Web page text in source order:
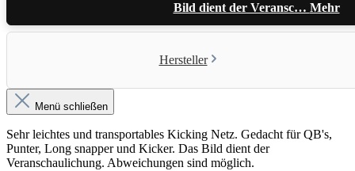
Bild dient der Veransc… Mehr
Hersteller
Menü schließen
Sehr leichtes und transportables Kicking Netz. Gedacht für QB's,
Punter, Long snapper und Kicker. Das Bild dient der
Veranschaulichung. Abweichungen sind möglich.